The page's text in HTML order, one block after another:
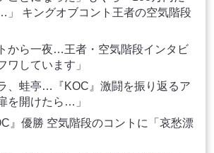
」 キングオブコント王者の空気階段
から一夜…王者・空気階段インタビ
ワしています」
、蛙亭…『KOC』激闘を振り返るア
を開けたら…」
』優勝 空気階段のコントに「哀愁漂